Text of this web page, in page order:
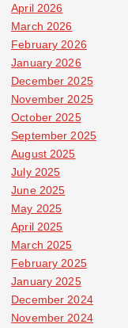
April 2026
March 2026
February 2026
January 2026
December 2025
November 2025
October 2025
September 2025
August 2025
July 2025
June 2025
May 2025
April 2025
March 2025
February 2025
January 2025
December 2024
November 2024